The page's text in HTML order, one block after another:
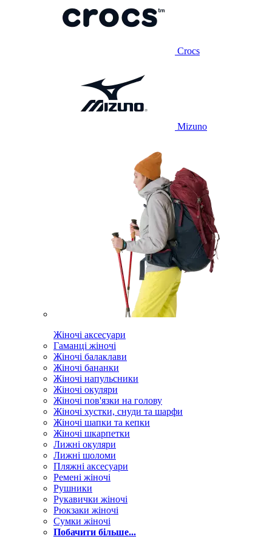
Crocs
Mizuno
Жіночі аксесуари
Гаманці жіночі
Жіночі балаклави
Жіночі бананки
Жіночі напульсники
Жіночі окуляри
Жіночі пов'язки на голову
Жіночі хустки, снуди та шарфи
Жіночі шапки та кепки
Жіночі шкарпетки
Лижні окуляри
Лижні шоломи
Пляжні аксесуари
Ремені жіночі
Рушники
Рукавички жіночі
Рюкзаки жіночі
Сумки жіночі
Побачити більше...